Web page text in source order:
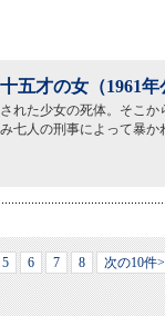
五才の女（1961年
れた少女の死体。そこ
七人の刑事によって暴か
5 6 7 8
次の10件>